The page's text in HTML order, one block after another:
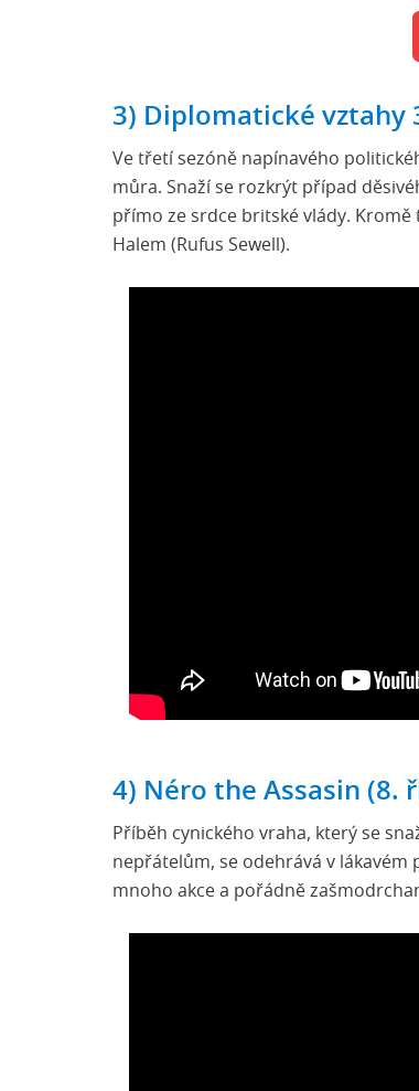
3) Diplomatické vztahy
Ve třetí sezóně napínavého
můra. Snaží se rozkrýt případ
přímo ze srdce britské vlády.
Halem (Rufus Sewell).
4) Néro the Assasin (8.
Příběh cynického vraha, který se
nepřátelům, se odehrává v lákavém
mnoho akce a pořádně